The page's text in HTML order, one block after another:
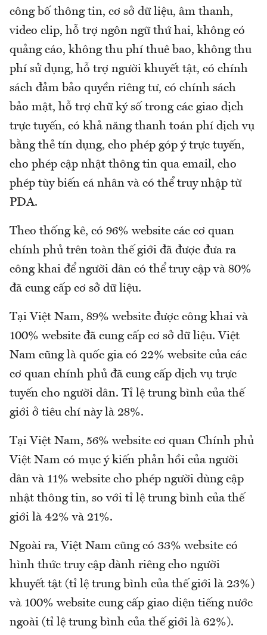
công bố thông tin, cơ sở dữ liệu, âm thanh,
video clip, hỗ trợ ngôn ngữ thứ hai, không có
quảng cáo, không thu phí thuê bao, không thu
phí sử dụng, hỗ trợ người khuyết tật, có chính
sách đảm bảo quyền riêng tư, có chính sách
bảo mật, hỗ trợ chữ ký số trong các giao dịch
trực tuyến, có khả năng thanh toán phí dịch vụ
bằng thẻ tín dụng, cho phép góp ý trực tuyến,
cho phép cập nhật thông tin qua email, cho
phép tùy biến cá nhân và có thể truy nhập từ
PDA.
Theo thống kê, có 96% website các cơ quan
chính phủ trên toàn thế giới đã được đưa ra
công khai để người dân có thể truy cập và 80%
đã cung cấp cơ sở dữ liệu.
Tại Việt Nam, 89% website được công khai và
100% website đã cung cấp cơ sở dữ liệu. Việt
Nam cũng là quốc gia có 22% website của các
cơ quan chính phủ đã cung cấp dịch vụ trực
tuyến cho người dân. Tỉ lệ trung bình của thế
giới ở tiêu chí này là 28%.
Tại Việt Nam, 56% website cơ quan Chính phủ
Việt Nam có mục ý kiến phản hồi của người
dân và 11% website cho phép người dùng cập
nhật thông tin, so với tỉ lệ trung bình của thế
giới là 42% và 21%.
Ngoài ra, Việt Nam cũng có 33% website có
hình thức truy cập dành riêng cho người
khuyết tật (tỉ lệ trung bình của thế giới là 23%)
và 100% website cung cấp giao diện tiếng nước
ngoài (tỉ lệ trung bình của thế giới là 62%).